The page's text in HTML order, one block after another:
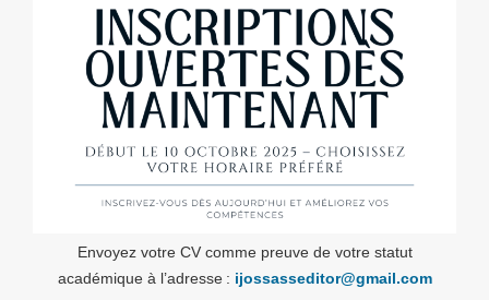
Envoyez votre CV comme preuve de votre statut
académique à l’adresse : ijossasseditor@gmail.com